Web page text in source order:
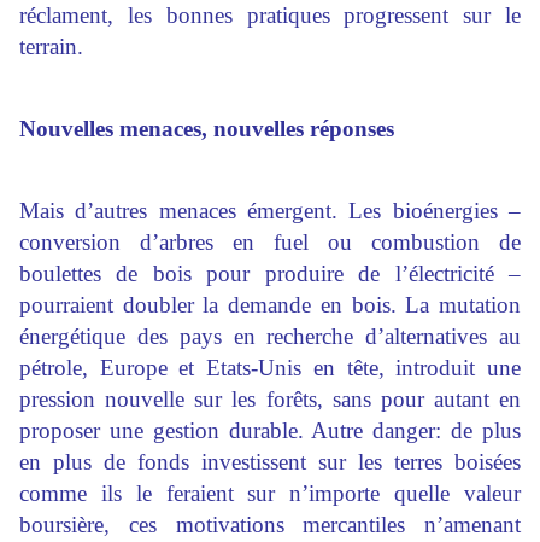
réclament, les bonnes pratiques progressent sur le
terrain.
Nouvelles menaces, nouvelles réponses
Mais d’autres menaces émergent. Les bioénergies –
conversion d’arbres en fuel ou combustion de
boulettes de bois pour produire de l’électricité –
pourraient doubler la demande en bois. La mutation
énergétique des pays en recherche d’alternatives au
pétrole, Europe et Etats-Unis en tête, introduit une
pression nouvelle sur les forêts, sans pour autant en
proposer une gestion durable. Autre danger: de plus
en plus de fonds investissent sur les terres boisées
comme ils le feraient sur n’importe quelle valeur
boursière, ces motivations mercantiles n’amenant